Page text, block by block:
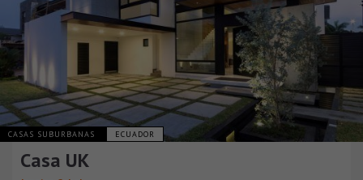
CASAS SUBURBANAS ECUADOR
Casa UK